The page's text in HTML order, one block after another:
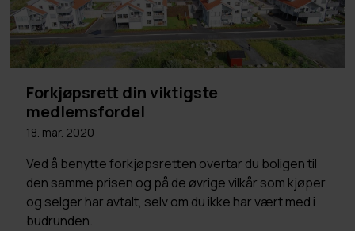
Forkjøpsrett din viktigste
medlemsfordel
18. mar. 2020
Ved å benytte forkjøpsretten overtar du boligen til
den samme prisen og på de øvrige vilkår som kjøper
og selger har avtalt, selv om du ikke har vært med i
budrunden.